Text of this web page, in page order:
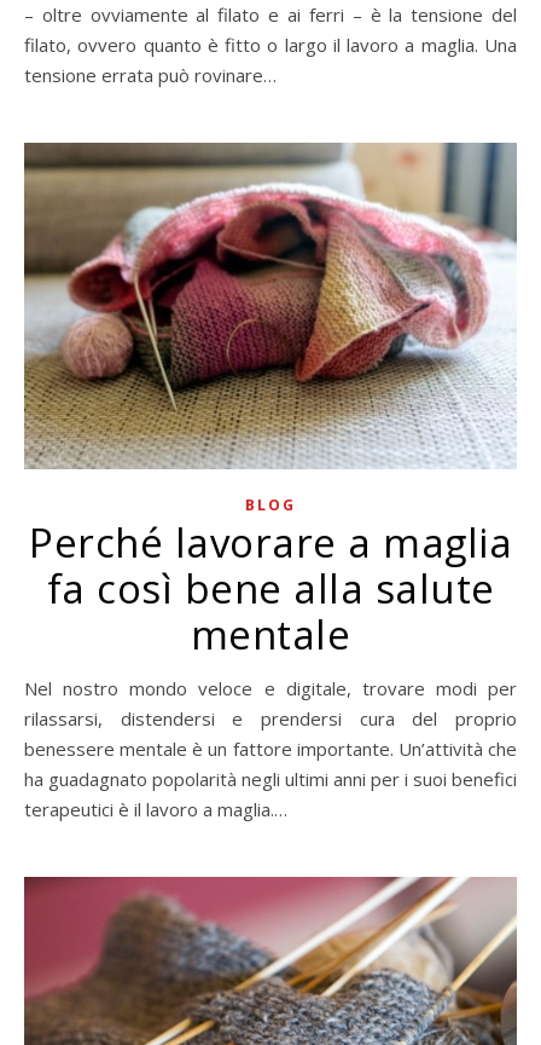
– oltre ovviamente al filato e ai ferri – è la tensione del
filato, ovvero quanto è fitto o largo il lavoro a maglia. Una
tensione errata può rovinare…
BLOG
Perché lavorare a maglia
fa così bene alla salute
mentale
Nel nostro mondo veloce e digitale, trovare modi per
rilassarsi, distendersi e prendersi cura del proprio
benessere mentale è un fattore importante. Un’attività che
ha guadagnato popolarità negli ultimi anni per i suoi benefici
terapeutici è il lavoro a maglia.…